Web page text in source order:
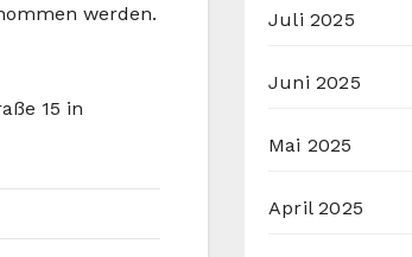
werden.
15 in
Juli 2025
Juni 2025
Mai 2025
April 2025